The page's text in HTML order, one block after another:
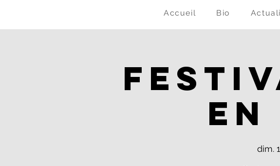
Accueil Bio
en
dim.